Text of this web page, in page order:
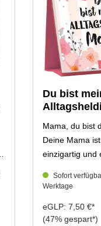
Du bist
Mama, du bist
Deine Mama
einzigartig und
Leichtigkeit den
noch ihr
sie mindestens
Sofort
Werktage
eGLP: 7,50 €*
(47% gespart*)